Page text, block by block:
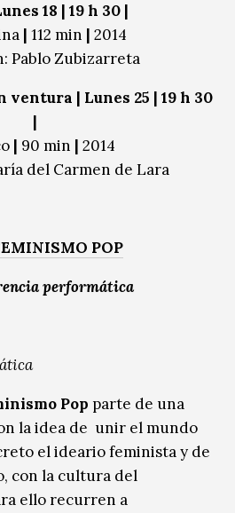
18 | 19 h 30 |
| 112 min | 2014
Pablo Zubizarreta
ventura | Lunes 25 | 19 h 30
|
| 90 min | 2014
del Carmen de Lara
POP
performática
Pop parte de una
la idea de unir el mundo
el ideario feminista y de
con la cultura del
ello recurren a